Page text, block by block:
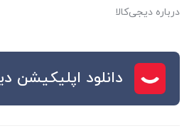
درباره دیجی‌کالا
دانلود اپلیکیشن